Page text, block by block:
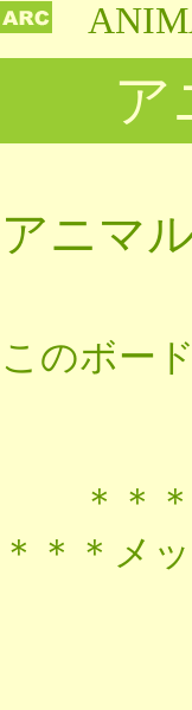
ア
アニマ
このボー
＊＊＊
＊＊＊ メ